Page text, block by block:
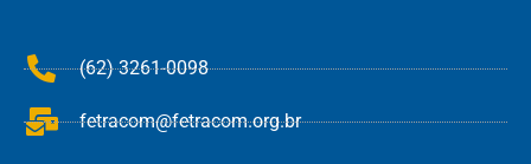
(62) 3261-0098
fetracom@fetracom.org.br